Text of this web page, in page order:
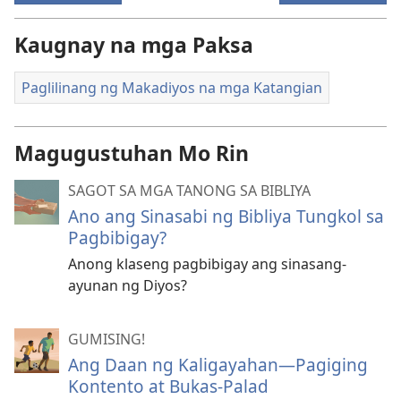
Kaugnay na mga Paksa
Paglilinang ng Makadiyos na mga Katangian
Magugustuhan Mo Rin
SAGOT SA MGA TANONG SA BIBLIYA
Ano ang Sinasabi ng Bibliya Tungkol sa
Pagbibigay?
Anong klaseng pagbibigay ang sinasang-
ayunan ng Diyos?
GUMISING!
Ang Daan ng Kaligayahan—Pagiging
Kontento at Bukas-Palad